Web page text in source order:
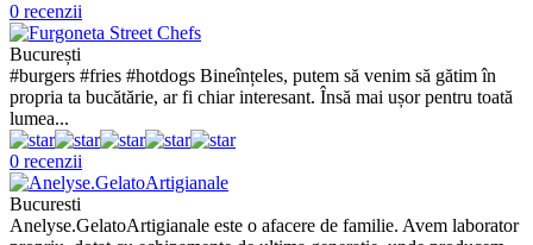
0 recenzii
București
#burgers #fries #hotdogs Bineînțeles, putem să venim să gătim în
propria ta bucătărie, ar fi chiar interesant. Însă mai ușor pentru toată
lumea...
0 recenzii
Bucuresti
Anelyse.GelatoArtigianale este o afacere de familie. Avem laborator